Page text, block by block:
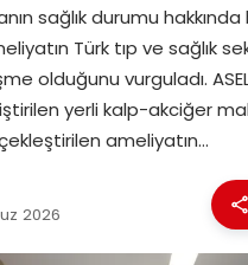
sağlık durumu
Türk tıp ve sağlık
olduğunu vurguladı.
yerli kalp-akciğer
ameliyatın…
2026